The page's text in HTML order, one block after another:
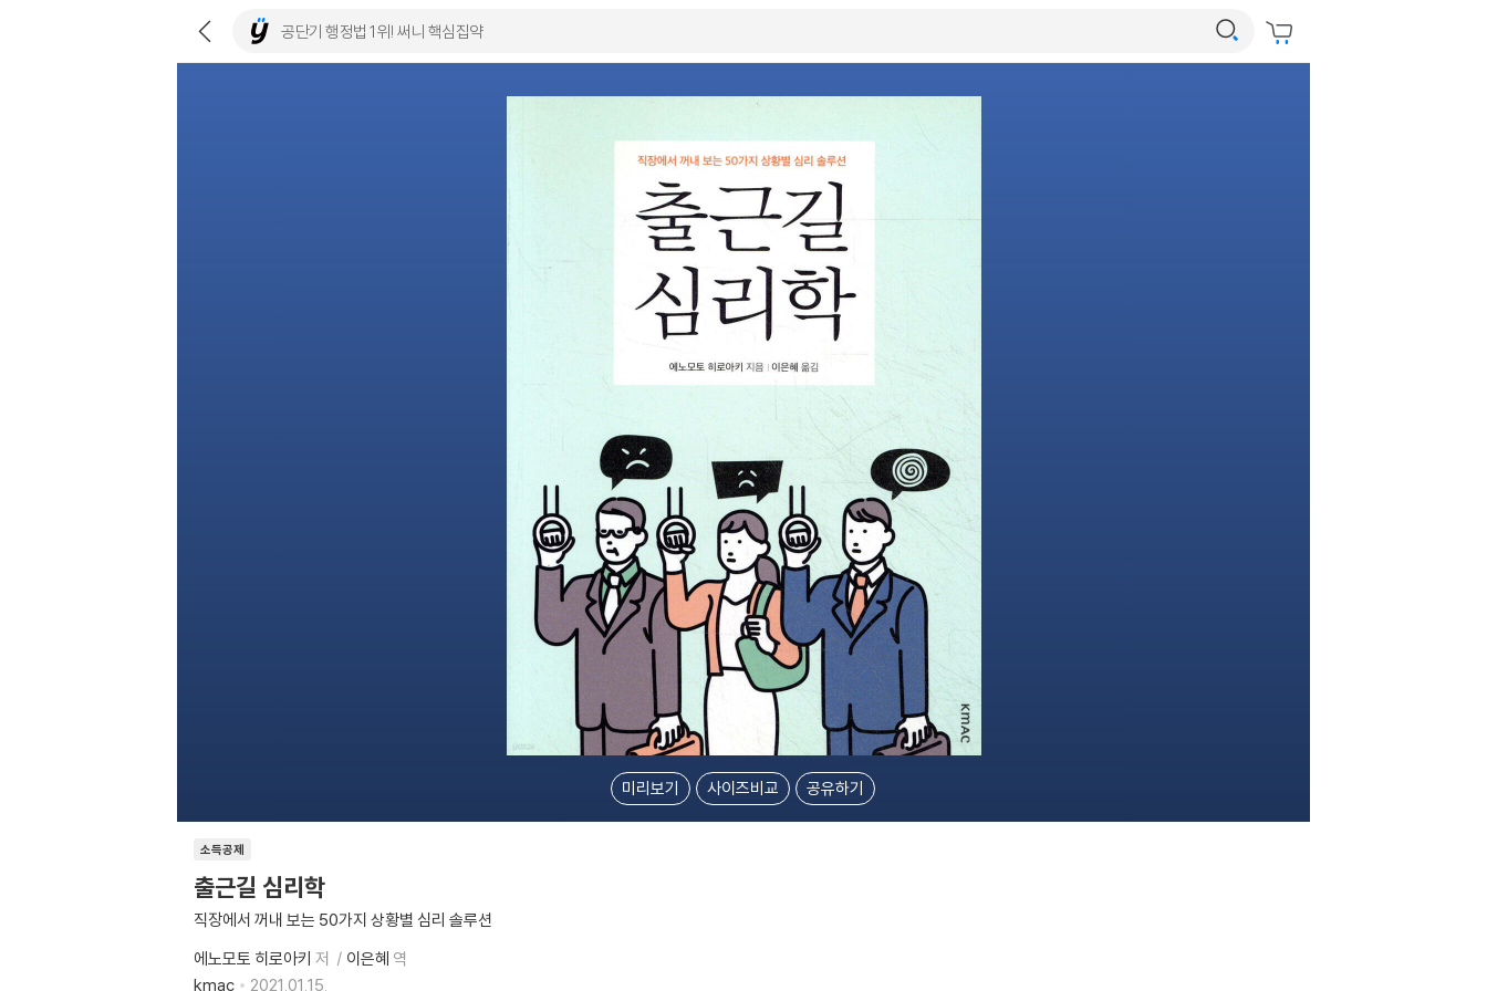
미리보기 사이즈비교 공유하기
소득공제
출근길 심리학
직장에서 꺼내 보는 50가지 상황별 심리 솔루션
에노모토 히로아키 저 이은혜 역
kmac
2021.01.15.